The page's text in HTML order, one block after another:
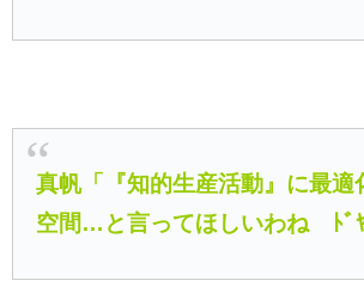
真帆「『知的生産活動』に最適
空間…と言ってほしいわね ﾄﾞﾔ